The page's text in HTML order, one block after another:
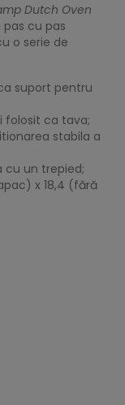
Dutch Oven
cu pas
o serie de
suport pentru
folosit ca tava;
stabila a
cu un trepied;
x 18,4 (fără